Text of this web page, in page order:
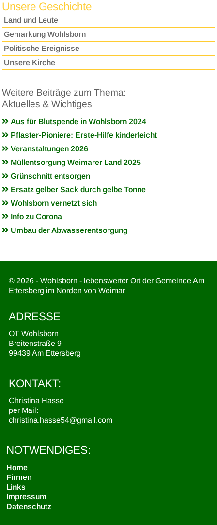
Unsere Geschichte
Land und Leute
Gemarkung Wohlsborn
Politische Ereignisse
Unsere Kirche
Weitere Beiträge zum Thema:
Aktuelles & Wichtiges
Aus für Blutspende in Wohlsborn 2024
Pflaster-Pioniere: Erste-Hilfe kinderleicht
Veranstaltungen 2026
Müllentsorgung Weimarer Land 2025
Grünschnitt entsorgen
Ersatz gelber Sack durch gelbe Tonne
Wohlsborn vernetzt sich
Info zu Corona
Umbau der Abwasserentsorgung
© 2026 - Wohlsborn - lebenswerter Ort der Gemeinde Am
Ettersberg im Norden von Weimar
ADRESSE
OT Wohlsborn
Breitenstraße 9
99439 Am Ettersberg
KONTAKT:
Christina Hasse
per Mail:
christina.hasse54@gmail.com
NOTWENDIGES:
Home
Firmen
Links
Impressum
Datenschutz